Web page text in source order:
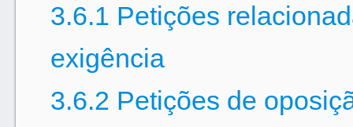
3.6.1 Petições
exigência
3.6.2 Petições de